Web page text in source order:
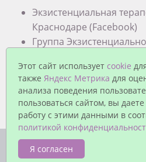
Экзистенциальная
Краснодаре (Facebook)
Группа
© Павел Еремеев, 2026. Работает
0.1012 | SQL: 3 | Память: 0.85MB
Этот сайт использует cookie
также Яндекс Метрика для
анализа поведения
пользоваться сайтом, вы
работу с этими данными в
политикой
Я согласен